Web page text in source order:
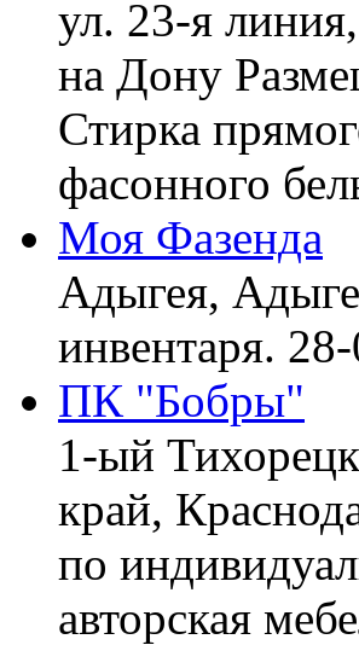
ул. 23-я
на Дону
Стирка
фасонного
Моя Фазенда
Адыгея,
инвентаря.
ПК "Бобры"
1-ый
край,
по
авторская